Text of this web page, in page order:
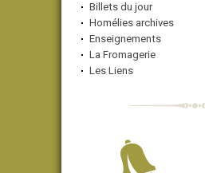
Billets du jour
Homélies archives
Enseignements
La Fromagerie
Les Liens